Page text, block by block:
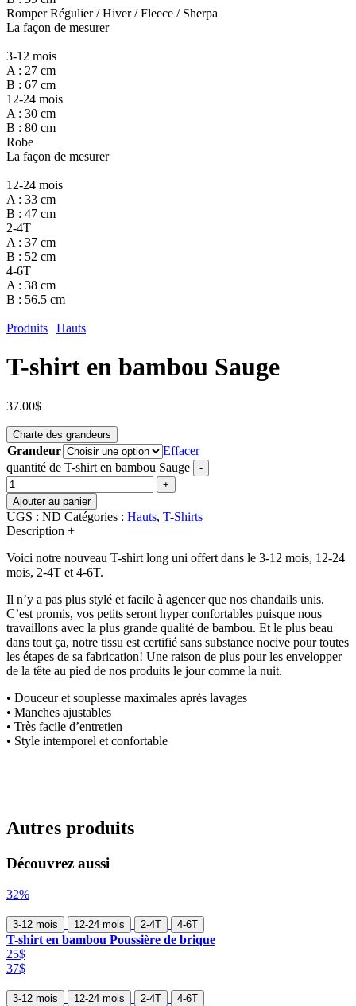
Romper Régulier / Hiver / Fleece / Sherpa
La façon de mesurer
3-12 mois
A : 27 cm
B : 67 cm
12-24 mois
A : 30 cm
B : 80 cm
Robe
La façon de mesurer
12-24 mois
A : 33 cm
B : 47 cm
2-4T
A : 37 cm
B : 52 cm
4-6T
A : 38 cm
B : 56.5 cm
Produits | Hauts
T-shirt en bambou Sauge
37.00$
Charte des grandeurs
Grandeur
Effacer
quantité de T-shirt en bambou Sauge
-
+
Ajouter au panier
UGS : ND Catégories : Hauts, T-Shirts
Description +
Voici notre nouveau T-shirt long uni offert dans le 3-12 mois, 12-24
mois, 2-4T et 4-6T.
Il n’y a pas plus stylé et facile à agencer que nos chandails unis.
C’est promis, vos petits seront hyper confortables puisque nous
travaillons avec la plus grande qualité de bambou. Et le plus beau
dans tout ça, notre tissu est certifié sans substance nocive pour toutes
les étapes de sa fabrication! Une raison de plus pour les envelopper
de la tête au pied de nos produits le jour comme la nuit.
• Douceur et souplesse maximales après lavages
• Manches ajustables
• Très facile d’entretien
• Style intemporel et confortable
Autres produits
Découvrez aussi
32%
3-12 mois 12-24 mois 2-4T 4-6T
T-shirt en bambou Poussière de brique
25$
37$
3-12 mois 12-24 mois 2-4T 4-6T